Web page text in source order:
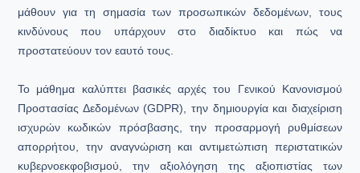
μάθουν για τη σημασία των προσωπικών δεδομένων, τους
κινδύνους που υπάρχουν στο διαδίκτυο και πώς να
προστατεύουν τον εαυτό τους.
Το μάθημα καλύπτει βασικές αρχές του Γενικού Κανονισμού
Προστασίας Δεδομένων (GDPR), την δημιουργία και διαχείριση
ισχυρών κωδικών πρόσβασης, την προσαρμογή ρυθμίσεων
απορρήτου, την αναγνώριση και αντιμετώπιση περιστατικών
κυβερνοεκφοβισμού, την αξιολόγηση της αξιοπιστίας των